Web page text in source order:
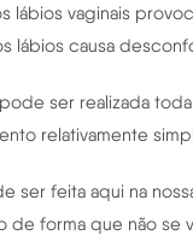
lábios vaginais
lábios causa
ser realizada
relativamente
ser feita aqui na
de forma que não se